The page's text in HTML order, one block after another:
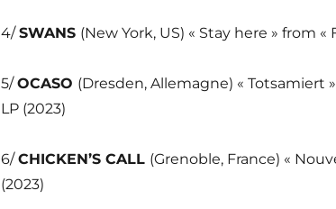
4/SWANS (New York, US) « Stay here » from «
5/OCASO (Dresden, Allemagne) « Totsamiert
LP (2023)
6/CHICKEN’S CALL (Grenoble, France) «
(2023)